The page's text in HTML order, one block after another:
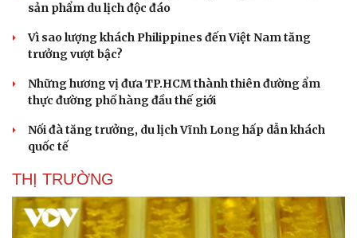
sản phẩm du lịch độc đáo
Vì sao lượng khách Philippines đến Việt Nam tăng
trưởng vượt bậc?
Những hương vị đưa TP.HCM thành thiên đường ẩm
thực đường phố hàng đầu thế giới
Nối đà tăng trưởng, du lịch Vĩnh Long hấp dẫn khách
quốc tế
THỊ TRƯỜNG